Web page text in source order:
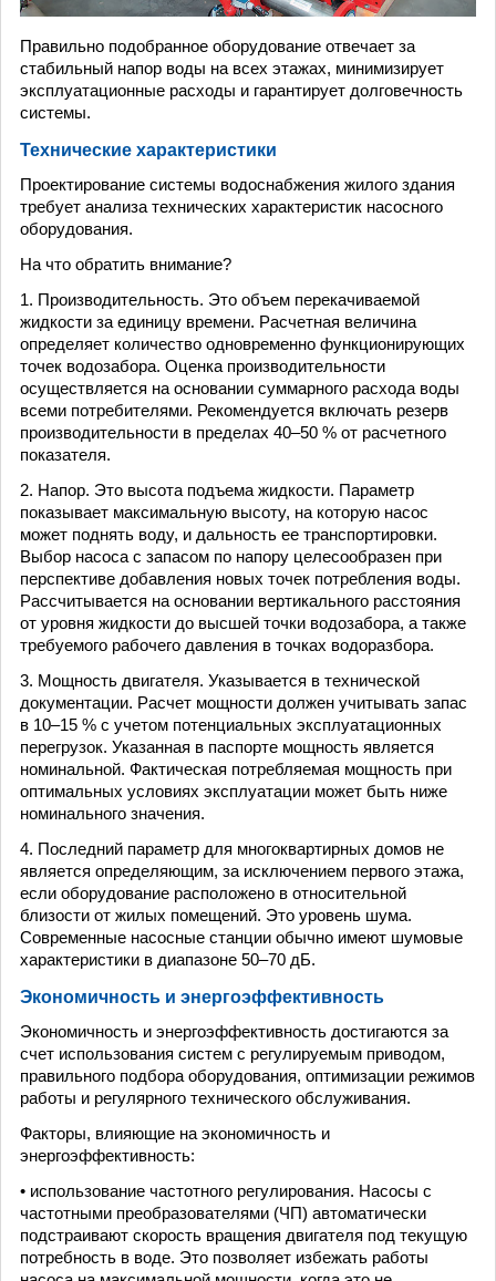
Правильно подобранное оборудование отвечает за
стабильный напор воды на всех этажах, минимизирует
эксплуатационные расходы и гарантирует долговечность
системы.
Технические характеристики
Проектирование системы водоснабжения жилого здания
требует анализа технических характеристик насосного
оборудования.
На что обратить внимание?
1. Производительность. Это объем перекачиваемой
жидкости за единицу времени. Расчетная величина
определяет количество одновременно функционирующих
точек водозабора. Оценка производительности
осуществляется на основании суммарного расхода воды
всеми потребителями. Рекомендуется включать резерв
производительности в пределах 40–50 % от расчетного
показателя.
2. Напор. Это высота подъема жидкости. Параметр
показывает максимальную высоту, на которую насос
может поднять воду, и дальность ее транспортировки.
Выбор насоса с запасом по напору целесообразен при
перспективе добавления новых точек потребления воды.
Рассчитывается на основании вертикального расстояния
от уровня жидкости до высшей точки водозабора, а также
требуемого рабочего давления в точках водо­разбора.
3. Мощность двигателя. Указывается в технической
документации. Расчет мощности должен учитывать запас
в 10–15 % с учетом потенциальных эксплуатационных
перегрузок. Указанная в паспорте мощность является
номинальной. Фактическая потребляемая мощность при
оптимальных условиях эксплуатации может быть ниже
номинального значения.
4. Последний параметр для многоквартирных домов не
является определяющим, за исключением первого этажа,
если оборудование расположено в относительной
близости от жилых помещений. Это уровень шума.
Современные насосные станции обычно имеют шумовые
характеристики в диапазоне 50–70 дБ.
Экономичность и энергоэффективность
Экономичность и энергоэффективность достигаются за
счет использования систем с регулируемым приводом,
правильного подбора оборудования, оптимизации режимов
работы и регулярного технического обслуживания.
Факторы, влияющие на экономичность и
энергоэффективность:
• использование частотного регулирования. Насосы с
частотными преобразователями (ЧП) автоматически
подстраивают скорость вращения двигателя под текущую
потребность в воде. Это позволяет избежать работы